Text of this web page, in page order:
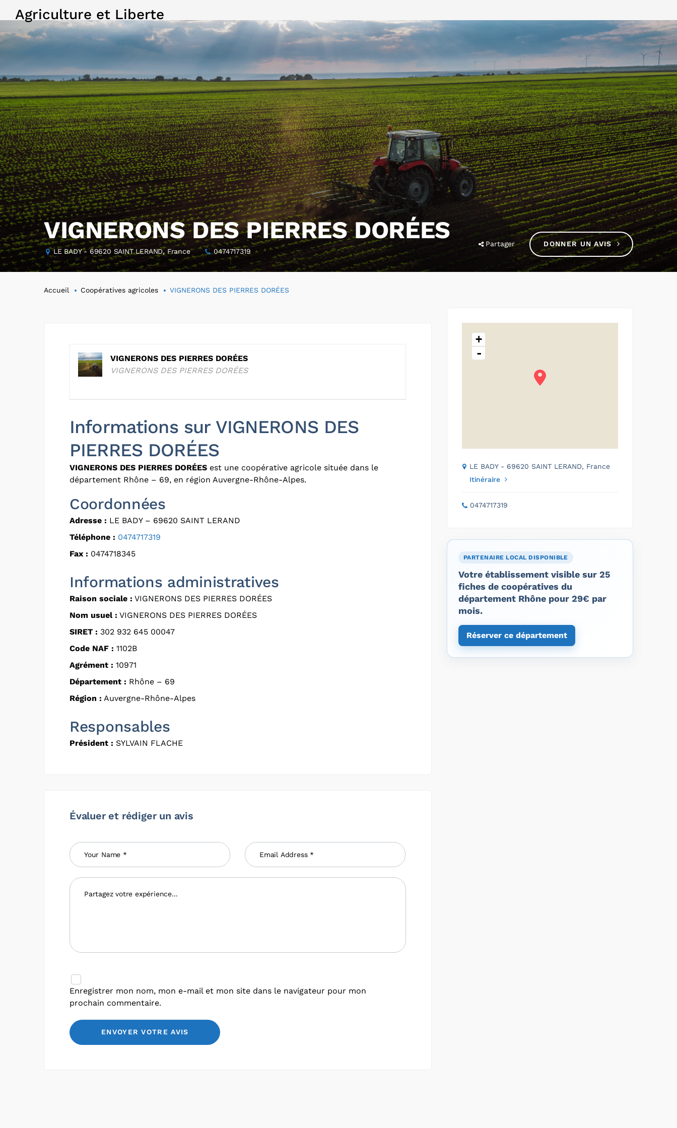
Agriculture et Liberte
VIGNERONS DES PIERRES DORÉES
LE BADY - 69620 SAINT LERAND, France 0474717319
Partager DONNER UN AVIS
Accueil Coopératives agricoles VIGNERONS DES PIERRES DORÉES
VIGNERONS DES PIERRES DORÉES
VIGNERONS DES PIERRES DORÉES
Informations sur VIGNERONS DES
PIERRES DORÉES
VIGNERONS DES PIERRES DORÉES est une coopérative agricole située dans le
département Rhône – 69, en région Auvergne-Rhône-Alpes.
Coordonnées
Adresse : LE BADY – 69620 SAINT LERAND
Téléphone : 0474717319
Fax : 0474718345
Informations administratives
Raison sociale : VIGNERONS DES PIERRES DORÉES
Nom usuel : VIGNERONS DES PIERRES DORÉES
SIRET : 302 932 645 00047
Code NAF : 1102B
Agrément : 10971
Département : Rhône – 69
Région : Auvergne-Rhône-Alpes
Responsables
Président : SYLVAIN FLACHE
Évaluer et rédiger un avis
Enregistrer mon nom, mon e-mail et mon site dans le navigateur pour mon
prochain commentaire.
+
-
LE BADY - 69620 SAINT LERAND, France
Itinéraire
0474717319
PARTENAIRE LOCAL DISPONIBLE
Votre établissement visible sur 25
fiches de coopératives du
département Rhône pour 29€ par
mois.
Réserver ce département